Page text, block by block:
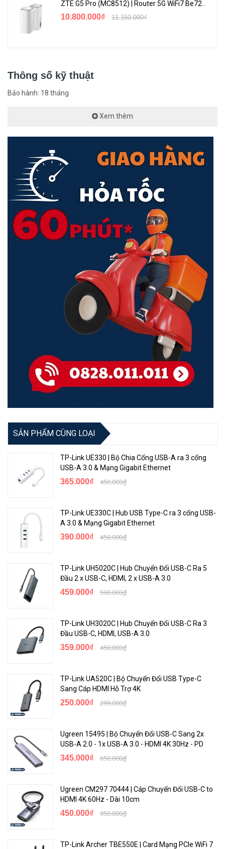
10.800.000₫ 11.150.000₫
Thông số kỹ thuật
Bảo hành: 18 tháng
Xem thêm
SẢN PHẨM CÙNG LOẠI
TP-Link UE330 | Bộ Chia Cổng USB-A ra 3 cổng
USB-A 3.0 & Mạng Gigabit Ethernet
365.000₫ 450.000₫
TP-Link UE330C | Hub USB Type-C ra 3 cổng USB-
A 3.0 & Mạng Gigabit Ethernet
390.000₫ 450.000₫
TP-Link UH5020C | Hub Chuyển Đổi USB-C Ra 5
Đầu 2 x USB-C, HDMI, 2 x USB-A 3.0
459.000₫ 590.000₫
TP-Link UH3020C | Hub Chuyển Đổi USB-C Ra 3
Đầu USB-C, HDMI, USB-A 3.0
359.000₫ 450.000₫
TP-Link UA520C | Bộ Chuyển Đổi USB Type-C
Sang Cáp HDMI Hỗ Trợ 4K
250.000₫ 299.000₫
Ugreen 15495 | Bộ Chuyển Đổi USB-C Sang 2x
USB-A 2.0 - 1x USB-A 3.0 - HDMI 4K 30Hz - PD
345.000₫ 650.000₫
Ugreen CM297 70444 | Cáp Chuyển Đổi USB-C to
HDMI 4K 60Hz - Dài 10cm
450.000₫ 950.000₫
TP-Link Archer TBE550E | Card Mạng PCIe WiFi 7